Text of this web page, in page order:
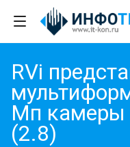
RVi
Мп камеры
(2.8)